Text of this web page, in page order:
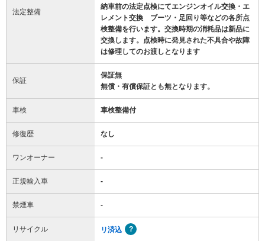
法定整備
納車前の法定点検にてエンジンオイル交換・エ
レメント交換 ブーツ・足回り等などの各所点
検整備を行います。交換時期の消耗品は新品に
交換します。点検時に発見された不具合や故障
は修理してのお渡しとなります
保証
保証無
無償・有償保証とも無となります。
車検 車検整備付
修復歴 なし
ワンオーナー -
正規輸入車 -
禁煙車 -
リサイクル リ済込